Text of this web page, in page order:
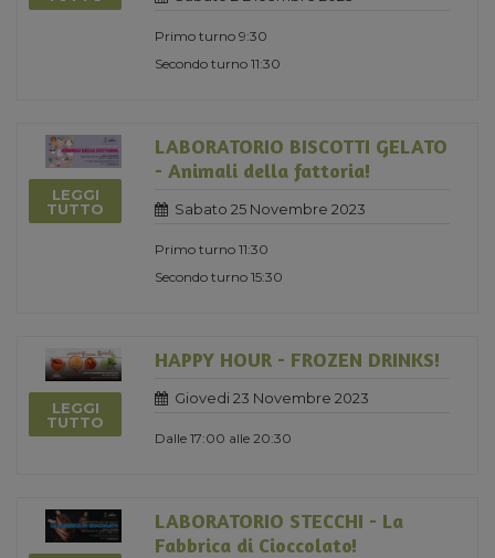
Primo turno 9:30
Secondo turno 11:30
LEGGI
TUTTO
LABORATORIO BISCOTTI GELATO
- Animali della fattoria!
Sabato 25 Novembre 2023
Primo turno 11:30
Secondo turno 15:30
LEGGI
TUTTO
HAPPY HOUR - FROZEN DRINKS!
Giovedi 23 Novembre 2023
Dalle 17:00 alle 20:30
LABORATORIO STECCHI - La
Fabbrica di Cioccolato!